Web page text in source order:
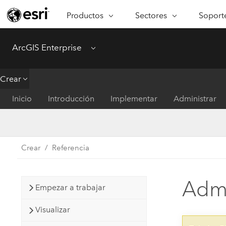
Productos
ARCGIS
Descripción general de ArcGIS
ArcGIS Online
SaaS
ArcGIS Enterprise
Sistema fundamental para SIG y
Sectores
SECTORES
Conservación
Salud y servicios humanos
Gobierno nacional
ArcGIS Enterprise Menu
Crear
Inicio Introducción Implementar Administrar
Crear Referencia
Empezar a trabajar
Visualizar